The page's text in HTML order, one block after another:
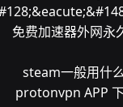
免费加速器外网
steam一般用什
protonvpn APP